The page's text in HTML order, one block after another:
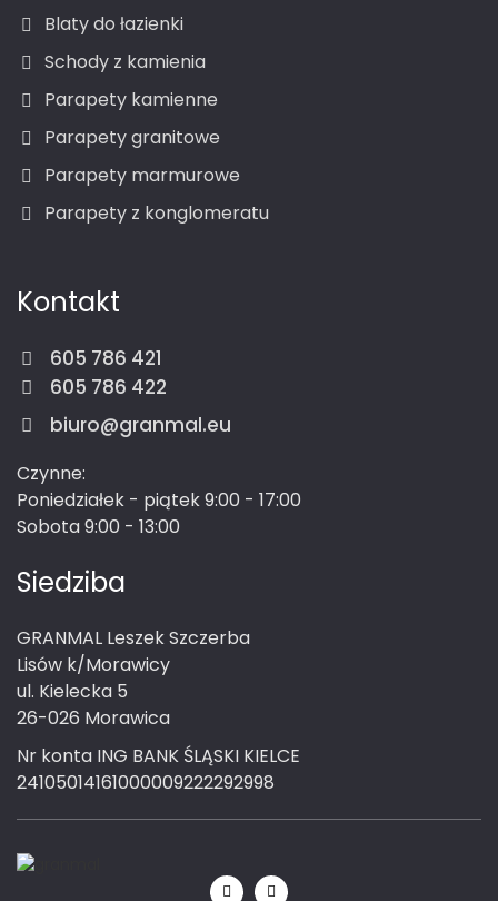
Blaty do łazienki
Schody z kamienia
Parapety kamienne
Parapety granitowe
Parapety marmurowe
Parapety z konglomeratu
Kontakt
605 786 421
605 786 422
biuro@granmal.eu
Czynne:
Poniedziałek - piątek 9:00 - 17:00
Sobota 9:00 - 13:00
Siedziba
GRANMAL Leszek Szczerba
Lisów k/Morawicy
ul. Kielecka 5
26-026 Morawica
Nr konta ING BANK ŚLĄSKI KIELCE
24105014161000009222292998